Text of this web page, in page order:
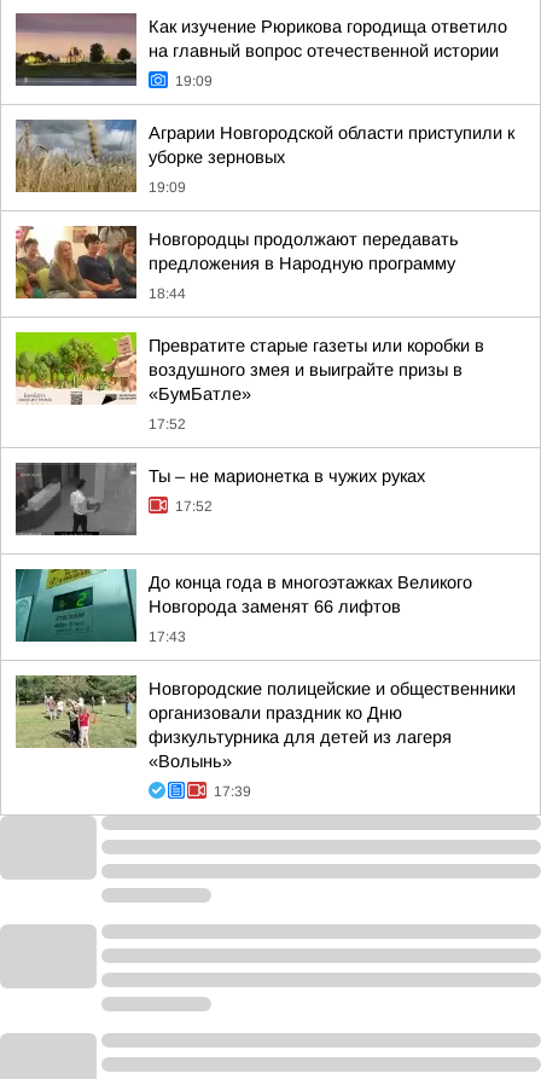
Как изучение Рюрикова городища ответило
на главный вопрос отечественной истории
19:09
Аграрии Новгородской области приступили к
уборке зерновых
19:09
Новгородцы продолжают передавать
предложения в Народную программу
18:44
Превратите старые газеты или коробки в
воздушного змея и выиграйте призы в
«БумБатле»
17:52
Ты – не марионетка в чужих руках
17:52
До конца года в многоэтажках Великого
Новгорода заменят 66 лифтов
17:43
Новгородские полицейские и общественники
организовали праздник ко Дню
физкультурника для детей из лагеря
«Волынь»
17:39